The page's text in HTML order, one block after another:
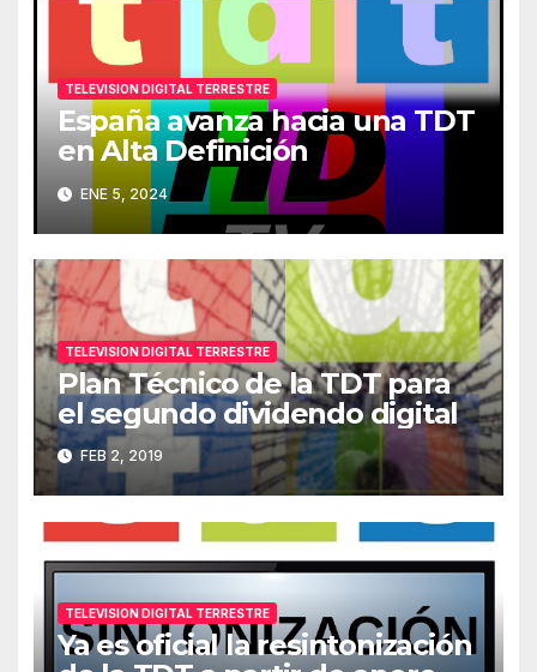
TELEVISION DIGITAL TERRESTRE
España avanza hacia una TDT
en Alta Definición
ENE 5, 2024
TELEVISION DIGITAL TERRESTRE
Plan Técnico de la TDT para
el segundo dividendo digital
FEB 2, 2019
TELEVISION DIGITAL TERRESTRE
Ya es oficial la resintonización